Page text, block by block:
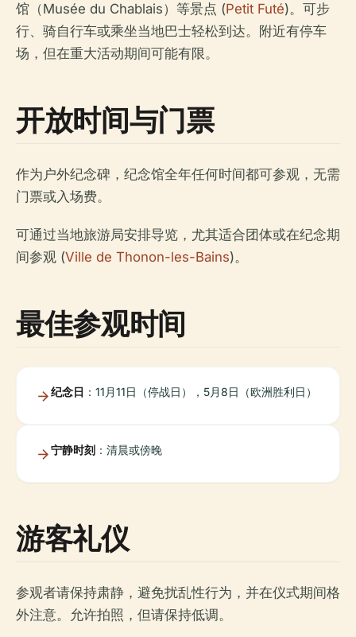
馆（Musée du Chablais）等景点 (Petit Futé)。可步
行、骑自行车或乘坐当地巴士轻松到达。附近有停车
场，但在重大活动期间可能有限。
开放时间与门票
作为户外纪念碑，纪念馆全年任何时间都可参观，无需
门票或入场费。
可通过当地旅游局安排导览，尤其适合团体或在纪念期
间参观 (Ville de Thonon-les-Bains)。
最佳参观时间
纪念日 ：11月11日（停战日），5月8日（欧洲胜利日）
宁静时刻 ：清晨或傍晚
游客礼仪
参观者请保持肃静，避免扰乱性行为，并在仪式期间格
外注意。允许拍照，但请保持低调。